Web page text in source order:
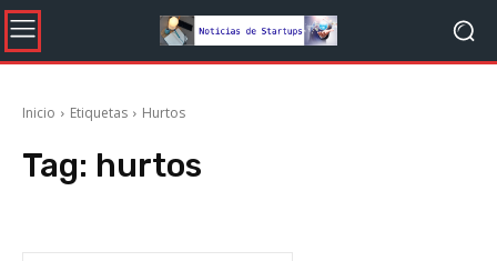
Inicio Etiquetas Hurtos
Tag: hurtos